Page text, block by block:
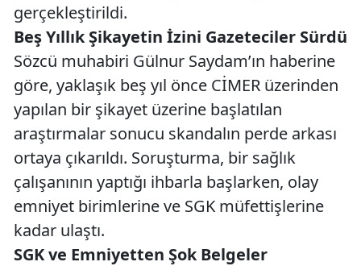
gerçekleştirildi.
Beş Yıllık Şikayetin İzini Gazeteciler Sürdü
Sözcü muhabiri Gülnur Saydam’ın haberine
göre, yaklaşık beş yıl önce CİMER üzerinden
yapılan bir şikayet üzerine başlatılan
araştırmalar sonucu skandalın perde arkası
ortaya çıkarıldı. Soruşturma, bir sağlık
çalışanının yaptığı ihbarla başlarken, olay
emniyet birimlerine ve SGK müfettişlerine
kadar ulaştı.
SGK ve Emniyetten Şok Belgeler